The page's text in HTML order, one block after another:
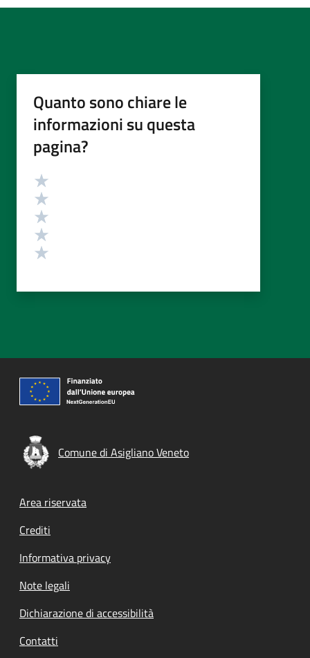
Quanto sono chiare le
informazioni su questa
pagina?
Valutazione
Comune di Asigliano Veneto
Footer menu
Area riservata
Crediti
Informativa privacy
Note legali
Dichiarazione di accessibilità
Contatti